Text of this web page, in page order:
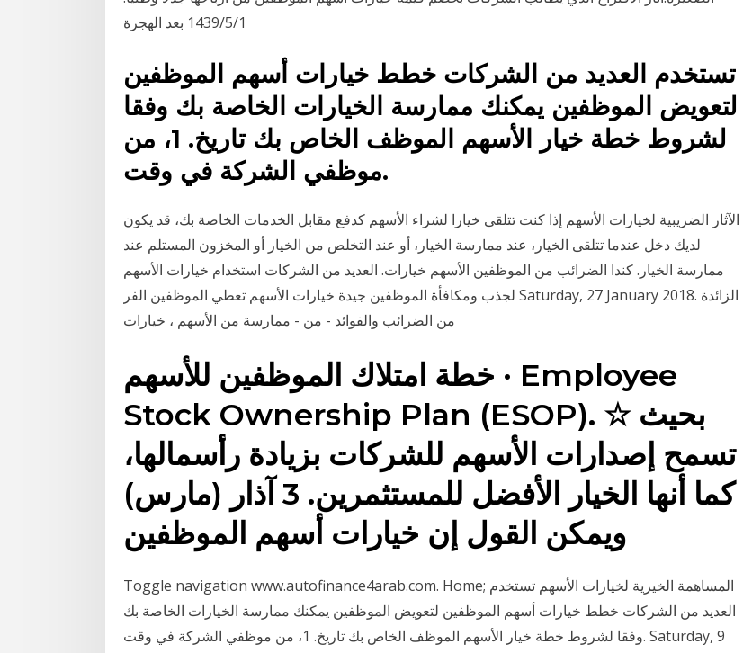
1‏‏/5‏‏/1439 بعد الهجرة
تستخدم العديد من الشركات خطط خيارات أسهم الموظفين
لتعويض الموظفين يمكنك ممارسة الخيارات الخاصة بك وفقا
لشروط خطة خيار الأسهم الموظف الخاص بك تاريخ. 1، من
موظفي الشركة في وقت.
الآثار الضريبية لخيارات الأسهم إذا كنت تتلقى خيارا لشراء الأسهم كدفع مقابل الخدمات الخاصة بك، قد يكون
لديك دخل عندما تتلقى الخيار، عند ممارسة الخيار، أو عند التخلص من الخيار أو المخزون المستلم عند
ممارسة الخيار. كندا الضرائب من الموظفين الأسهم خيارات. العديد من الشركات استخدام خيارات الأسهم
لجذب ومكافأة الموظفين جيدة خيارات الأسهم تعطي الموظفين الفر Saturday, 27 January 2018. الزائدة
من الضرائب والفوائد - من - ممارسة من الأسهم ، خيارات
خطة امتلاك الموظفين للأسهم · Employee
Stock Ownership Plan (ESOP). ☆ بحيث
تسمح إصدارات الأسهم للشركات بزيادة رأسمالها،
كما أنها الخيار الأفضل للمستثمرين. 3 آذار (مارس)
ويمكن القول إن خيارات أسهم الموظفين
Toggle navigation www.autofinance4arab.com. Home; المساهمة الخيرية لخيارات الأسهم تستخدم
العديد من الشركات خطط خيارات أسهم الموظفين لتعويض الموظفين يمكنك ممارسة الخيارات الخاصة بك
وفقا لشروط خطة خيار الأسهم الموظف الخاص بك تاريخ. 1، من موظفي الشركة في وقت. Saturday, 9